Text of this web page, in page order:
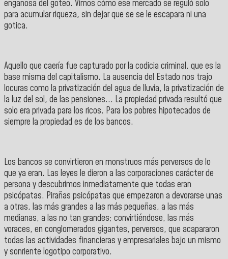
engañosa del goteo. Vimos cómo ese mercado se reguló solo
para acumular riqueza, sin dejar que se se le escapara ni una
gotica.
Aquello que caería fue capturado por la codicia criminal, que es la
base misma del capitalismo. La ausencia del Estado nos trajo
locuras como la privatización del agua de lluvia, la privatización de
la luz del sol, de las pensiones... La propiedad privada resultó que
solo era privada para los ricos. Para los pobres hipotecados de
siempre la propiedad es de los bancos.
Los bancos se convirtieron en monstruos más perversos de lo
que ya eran. Las leyes le dieron a las corporaciones carácter de
persona y descubrimos inmediatamente que todas eran
psicópatas. Pirañas psicópatas que empezaron a devorarse unas
a otras, las más grandes a las más pequeñas, a las más
medianas, a las no tan grandes; convirtiéndose, las más
voraces, en conglomerados gigantes, perversos, que acapararon
todas las actividades financieras y empresariales bajo un mismo
y sonriente logotipo corporativo.